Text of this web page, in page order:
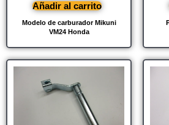
Modelo de carburador Mikuni
VM24 Honda
Añadir al carrito